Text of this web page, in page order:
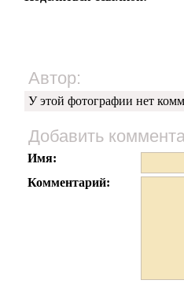
Автор:
У этой фотографии нет
Добавить
Имя:
Комментарий: